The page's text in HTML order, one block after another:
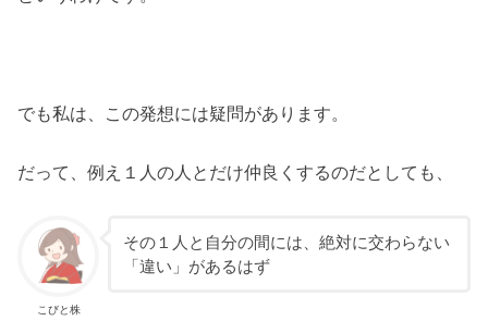
でも私は、この発想には疑問があります。
だって、例え１人の人とだけ仲良くするのだとしても、
こびと株
その１人と自分の間には、絶対に交わらない
「違い」があるはず